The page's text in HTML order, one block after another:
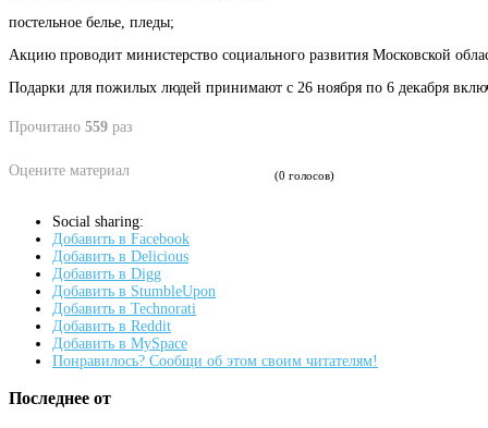
постельное белье, пледы;
Акцию проводит министерство социального развития Московской
Подарки для пожилых людей принимают с 26 ноября по 6 декабря
Прочитано 559 раз
Оцените материал (0 голосов)
Social sharing:
Добавить в Facebook
Добавить в Delicious
Добавить в Digg
Добавить в StumbleUpon
Добавить в Technorati
Добавить в Reddit
Добавить в MySpace
Понравилось? Сообщи об этом своим читателям!
Последнее от